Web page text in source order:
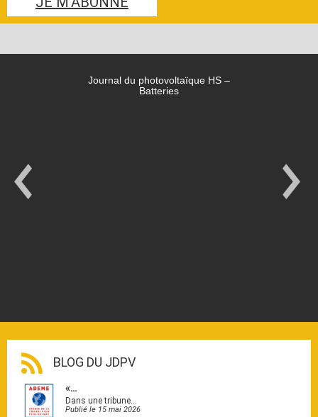
Journal du photovoltaïque HS –
Batteries
BLOG DU JDPV
«…
Dans une tribune…
Publié le 15 mai 2026